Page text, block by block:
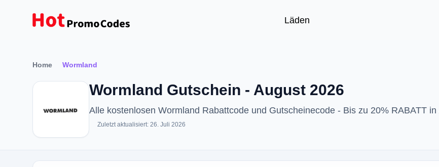
Läden
Home Wormland
Wormland Gutschein - August 2026
Alle kostenlosen Wormland Rabattcode und Gutscheinecode - Bis zu 20% RABATT
Zuletzt aktualisiert: 26. Juli 2026